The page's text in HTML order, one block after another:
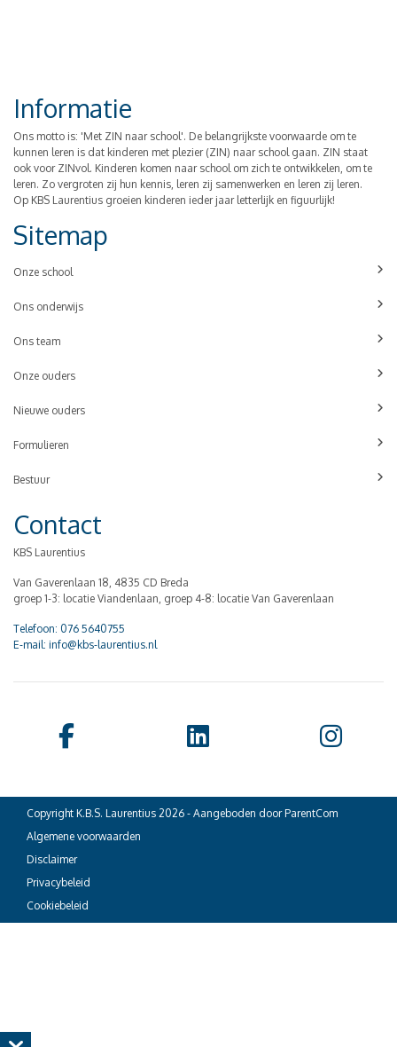
Informatie
Ons motto is: 'Met ZIN naar school'. De belangrijkste voorwaarde om te
kunnen leren is dat kinderen met plezier (ZIN) naar school gaan. ZIN staat
ook voor ZINvol. Kinderen komen naar school om zich te ontwikkelen, om te
leren. Zo vergroten zij hun kennis, leren zij samenwerken en leren zij leren.
Op KBS Laurentius groeien kinderen ieder jaar letterlijk en figuurlijk!
Sitemap
Onze school
Ons onderwijs
Ons team
Onze ouders
Nieuwe ouders
Formulieren
Bestuur
Contact
KBS Laurentius
Van Gaverenlaan 18, 4835 CD Breda
groep 1-3: locatie Viandenlaan, groep 4-8: locatie Van Gaverenlaan
Telefoon: 076 5640755
E-mail: info@kbs-laurentius.nl
Copyright K.B.S. Laurentius 2026 - Aangeboden door ParentCom
Algemene voorwaarden
Disclaimer
Privacybeleid
Cookiebeleid